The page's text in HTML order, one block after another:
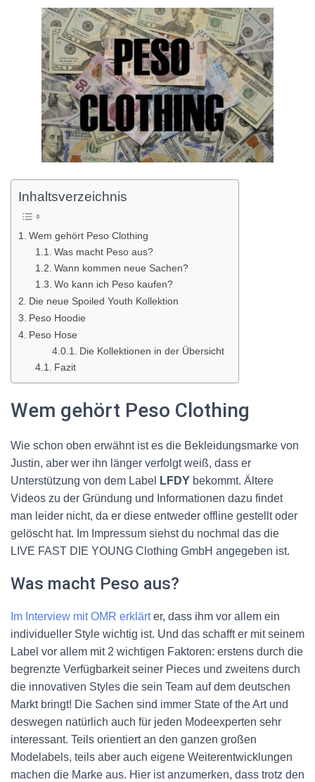
Inhaltsverzeichnis
Wem gehört Peso Clothing
Was macht Peso aus?
Wann kommen neue Sachen?
Wo kann ich Peso kaufen?
Die neue Spoiled Youth Kollektion
Peso Hoodie
Peso Hose
Die Kollektionen in der Übersicht
Fazit
Wem gehört Peso Clothing
Wie schon oben erwähnt ist es die Bekleidungsmarke von
Justin, aber wer ihn länger verfolgt weiß, dass er
Unterstützung von dem Label
LFDY bekommt. Ältere
Videos zu der Gründung und Informationen dazu findet
man leider nicht, da er diese entweder offline gestellt oder
gelöscht hat. Im Impressum siehst du nochmal das die
LIVE FAST DIE YOUNG Clothing GmbH angegeben ist.
Was macht Peso aus?
Im Interview mit OMR erklärter, dass ihm vor allem ein
individueller Style wichtig ist. Und das schafft er mit seinem
Label vor allem mit 2 wichtigen Faktoren: erstens durch die
begrenzte Verfügbarkeit seiner Pieces und zweitens durch
die innovativen Styles die sein Team auf dem deutschen
Markt bringt! Die Sachen sind immer State of the Art und
deswegen natürlich auch für jeden Modeexperten sehr
interessant. Teils orientiert an den ganzen großen
Modelabels, teils aber auch eigene Weiterentwicklungen
machen die Marke aus. Hier ist anzumerken, dass trotz den